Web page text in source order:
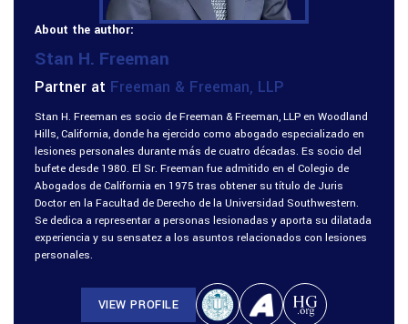
About the author:
Stan H. Freeman
Partner at Freeman & Freeman, LLP
Stan H. Freeman es socio de Freeman & Freeman, LLP en Woodland
Hills, California, donde ha ejercido como abogado especializado en
lesiones personales durante más de cuatro décadas. Es socio del
bufete desde 1980. El Sr. Freeman fue admitido en el Colegio de
Abogados de California en 1975 tras obtener su título de Juris
Doctor en la Facultad de Derecho de la Universidad Southwestern.
Se dedica a representar a personas lesionadas y aporta su dilatada
experiencia y su sensatez a los asuntos relacionados con lesiones
personales.
VIEW PROFILE